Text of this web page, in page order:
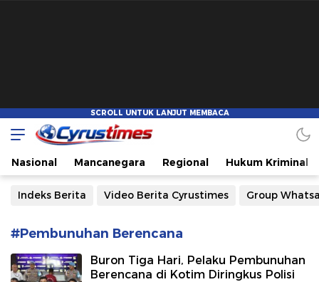
Cyrustimes.com
Cepat Tajam dan Akurat
Nasional Mancanegara Regional Hukum Kriminal
Indeks Berita Video Berita Cyrustimes Group
#Pembunuhan Berencana
Buron Tiga Hari, Pelaku Pembunuhan
Berencana di Kotim Diringkus Polisi